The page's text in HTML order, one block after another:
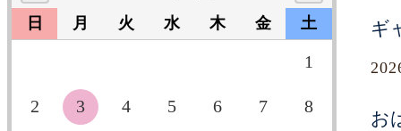
日 月 火 水 木 金 土
1
2 3 4 5 6 7 8
ギ
お